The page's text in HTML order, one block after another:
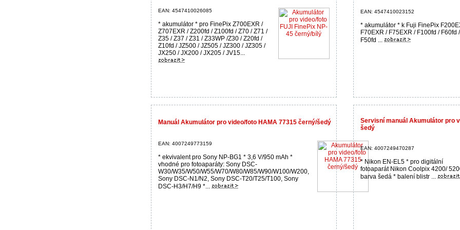
EAN: 4547410026085
* akumulátor * pro FinePix Z700EXR /
Z707EXR / Z200fd / Z100fd / Z70 / Z71 /
Z35 / Z37 / Z31 / Z33WP /Z30 / Z20fd /
Z10fd / JZ500 / JZ505 / JZ300 / JZ305 /
JX250 / JX200 / JX205 / JV15...
EAN: 4547410023152
* akumulátor * k Fuji FinePix
F70EXR / F75EXR / F100fd / F60fd /
F50fd ...
Manuál Akumulátor pro video/foto HAMA 77315 černý/šedý
EAN: 4007249773159
* ekvivalent pro Sony NP-BG1 * 3,6 V/950 mAh *
vhodné pro fotoaparáty: Sony DSC-
W30/W35/W50/W55/W70/W80/W85/W90/W100/W200,
Sony DSC-N1/N2, Sony DSC-T20/T25/T100, Sony
DSC-H3/H7/H9 *...
Servisní manuál Akumulátor pro
šedý
EAN: 4007249470287
* Nikon EN-EL5 * pro digitální
fotoaparát Nikon Coolpix 4200/
barva šedá * balení blistr ...